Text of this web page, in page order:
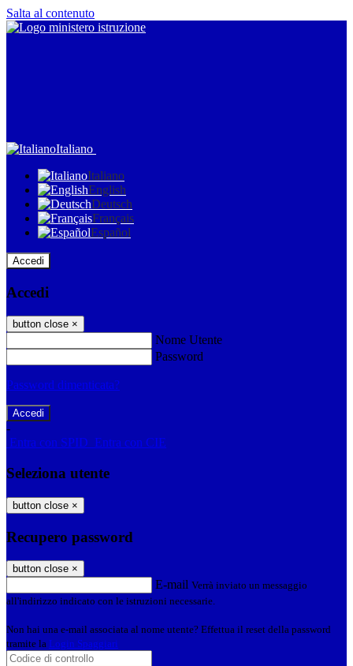
Salta al contenuto
Italiano
Italiano
English
Deutsch
Français
Español
Accedi
Accedi
button close ×
Nome Utente
Password
Password dimenticata?
-
Entra con SPID Entra con CIE
Seleziona utente
button close ×
Recupero password
button close ×
E-mail Verrà inviato un messaggio
all'indirizzo indicato con le istruzioni necessarie.
Non hai una e-mail associata al nome utente? Effettua il reset della password
tramite la Login Spaggiari